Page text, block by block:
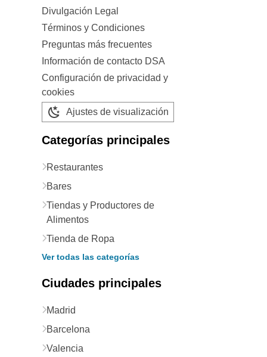
Divulgación Legal
Términos y Condiciones
Preguntas más frecuentes
Información de contacto DSA
Configuración de privacidad y
cookies
Ajustes de visualización
Categorías principales
Restaurantes
Bares
Tiendas y Productores de
Alimentos
Tienda de Ropa
Ver todas las categorías
Ciudades principales
Madrid
Barcelona
Valencia